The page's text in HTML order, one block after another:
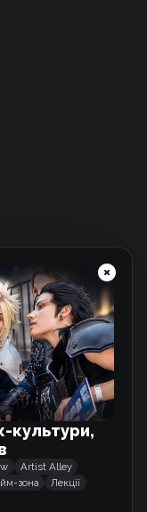
культури,
Artist Alley
зона
Лекції